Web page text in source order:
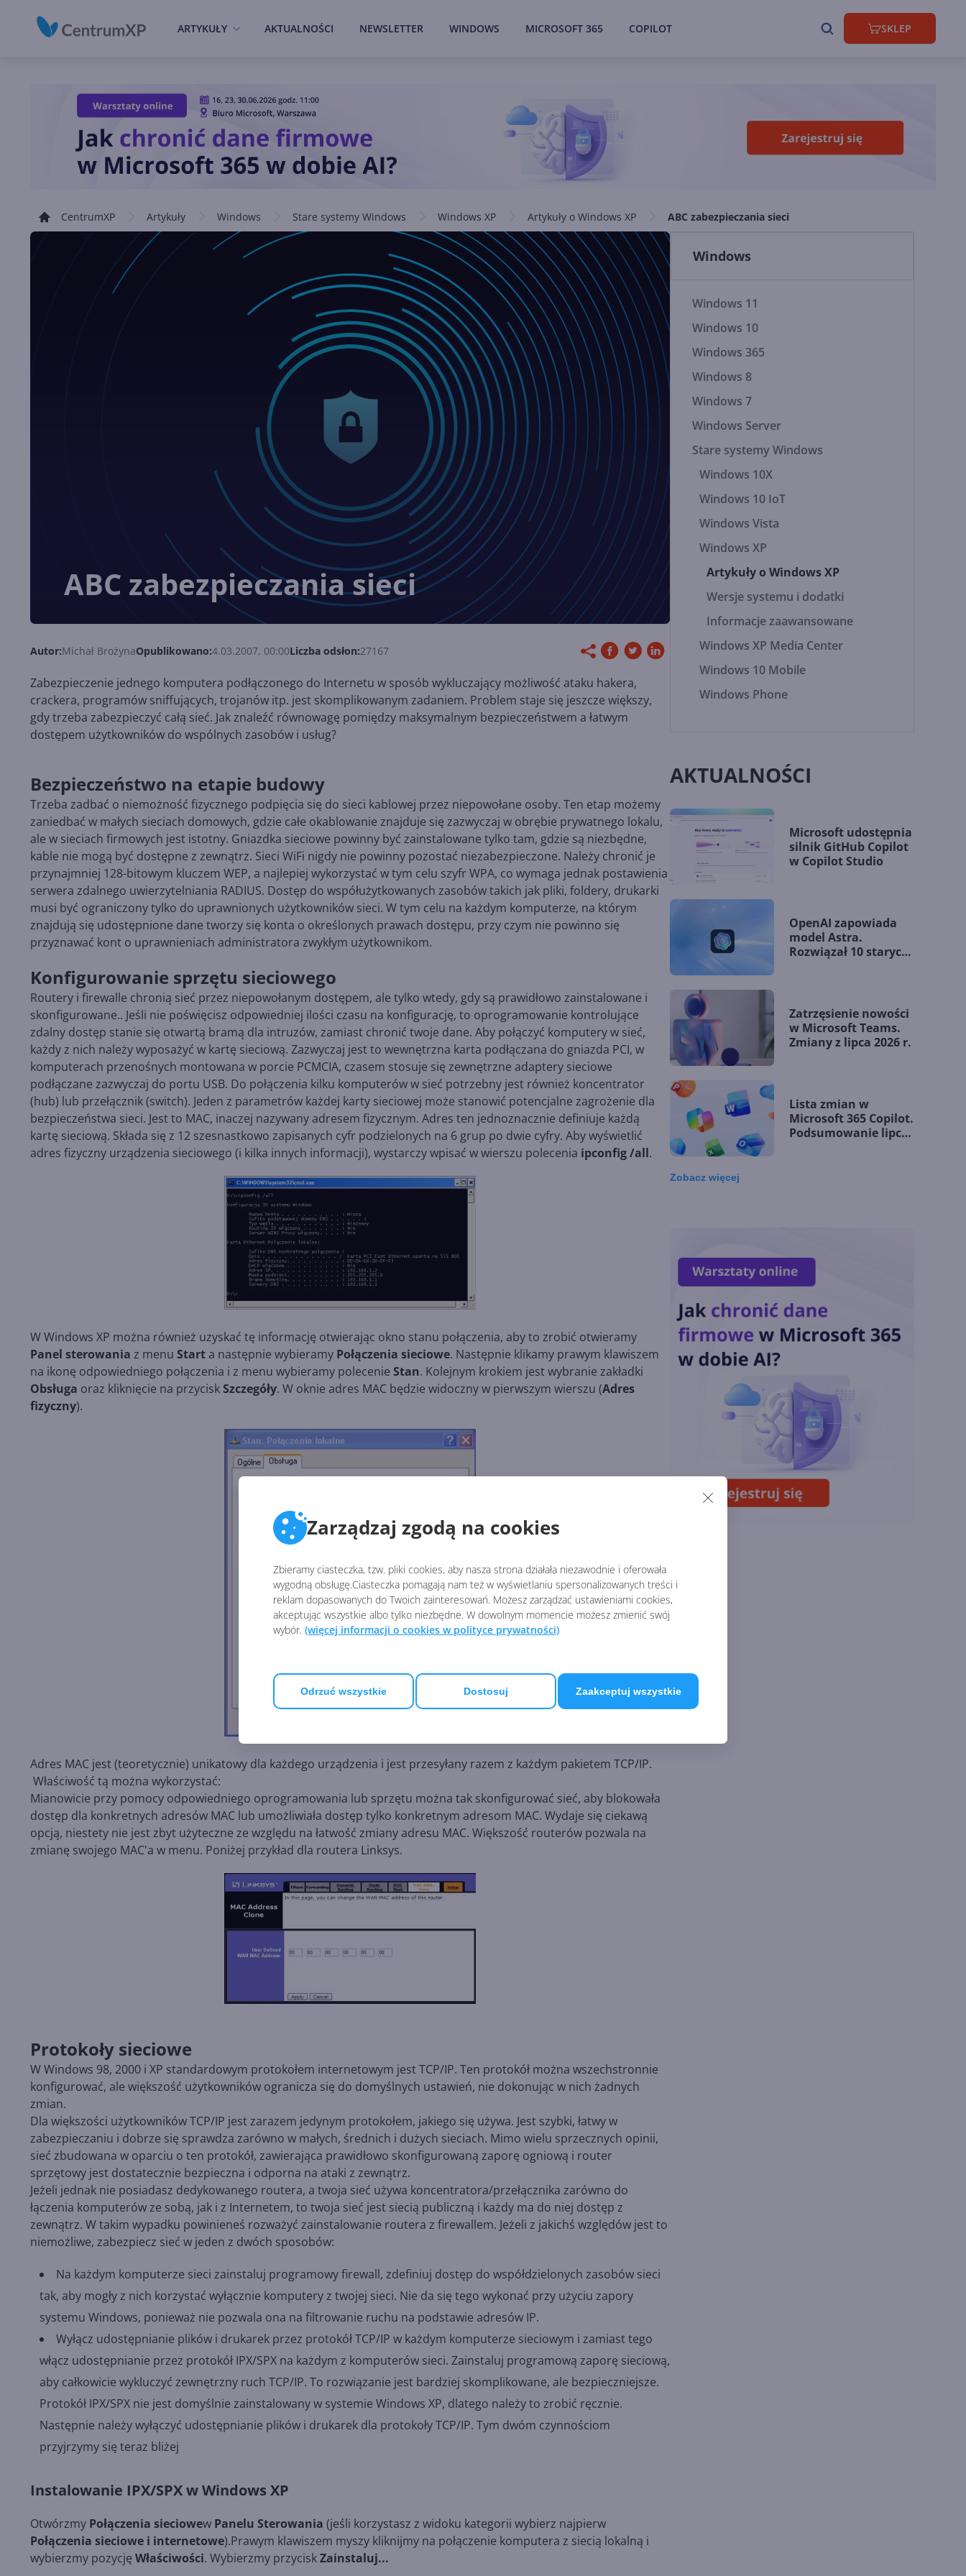
Zarządzaj zgodą na cookies
Zbieramy ciasteczka, tzw. pliki cookies, aby nasza strona działała niezawodnie i oferowała
wygodną obsługę.Ciasteczka pomagają nam też w wyświetlaniu spersonalizowanych treści i
reklam dopasowanych do Twoich zainteresowań. Możesz zarządzać ustawieniami cookies,
akceptując wszystkie albo tylko niezbędne. W dowolnym momencie możesz zmienić swój
wybór. (więcej informacji o cookies w polityce prywatności)
Odrzuć wszystkie Dostosuj Zaakceptuj wszystkie
ARTYKUŁY AKTUALNOŚCI NEWSLETTER WINDOWS MICROSOFT 365 COPILOT SKLEP
CentrumXP Artykuły Windows Stare systemy Windows Windows XP Artykuły o Windows XP ABC zabezpieczania sieci
ABC zabezpieczania sieci
Autor:Michał BrożynaOpublikowano:4.03.2007, 00:00Liczba odsłon:27167
Zabezpieczenie jednego komputera podłączonego do Internetu w sposób wykluczający możliwość ataku hakera,
crackera, programów sniffujących, trojanów itp. jest skomplikowanym zadaniem. Problem staje się jeszcze większy,
gdy trzeba zabezpieczyć całą sieć. Jak znaleźć równowagę pomiędzy maksymalnym bezpieczeństwem a łatwym
dostępem użytkowników do wspólnych zasobów i usług?
Bezpieczeństwo na etapie budowy
Trzeba zadbać o niemożność fizycznego podpięcia się do sieci kablowej przez niepowołane osoby. Ten etap możemy
zaniedbać w małych sieciach domowych, gdzie całe okablowanie znajduje się zazwyczaj w obrębie prywatnego lokalu,
ale w sieciach firmowych jest istotny. Gniazdka sieciowe powinny być zainstalowane tylko tam, gdzie są niezbędne,
kable nie mogą być dostępne z zewnątrz. Sieci WiFi nigdy nie powinny pozostać niezabezpieczone. Należy chronić je
przynajmniej 128-bitowym kluczem WEP, a najlepiej wykorzystać w tym celu szyfr WPA, co wymaga jednak postawienia
serwera zdalnego uwierzytelniania RADIUS. Dostęp do współużytkowanych zasobów takich jak pliki, foldery, drukarki
musi być ograniczony tylko do uprawnionych użytkowników sieci. W tym celu na każdym komputerze, na którym
znajdują się udostępnione dane tworzy się konta o określonych prawach dostępu, przy czym nie powinno się
przyznawać kont o uprawnieniach administratora zwykłym użytkownikom.
Konfigurowanie sprzętu sieciowego
Routery i firewalle chronią sieć przez niepowołanym dostępem, ale tylko wtedy, gdy są prawidłowo zainstalowane i
skonfigurowane.. Jeśli nie poświęcisz odpowiedniej ilości czasu na konfigurację, to oprogramowanie kontrolujące
zdalny dostęp stanie się otwartą bramą dla intruzów, zamiast chronić twoje dane. Aby połączyć komputery w sieć,
każdy z nich należy wyposażyć w kartę sieciową. Zazwyczaj jest to wewnętrzna karta podłączana do gniazda PCI, w
komputerach przenośnych montowana w porcie PCMCIA, czasem stosuje się zewnętrzne adaptery sieciowe
podłączane zazwyczaj do portu USB. Do połączenia kilku komputerów w sieć potrzebny jest również koncentrator
(hub) lub przełącznik (switch). Jeden z parametrów każdej karty sieciowej może stanowić potencjalne zagrożenie dla
bezpieczeństwa sieci. Jest to MAC, inaczej nazywany adresem fizycznym. Adres ten jednoznacznie definiuje każdą
kartę sieciową. Składa się z 12 szesnastkowo zapisanych cyfr podzielonych na 6 grup po dwie cyfry. Aby wyświetlić
adres fizyczny urządzenia sieciowego (i kilka innych informacji), wystarczy wpisać w wierszu polecenia ipconfig /all.
W Windows XP można również uzyskać tę informację otwierając okno stanu połączenia, aby to zrobić otwieramy
Panel sterowania z menu Starta następnie wybieramy Połączenia sieciowe. Następnie klikamy prawym klawiszem
na ikonę odpowiedniego połączenia i z menu wybieramy polecenie Stan. Kolejnym krokiem jest wybranie zakładki
Obsługa oraz kliknięcie na przyciskSzczegóły. W oknie adres MAC będzie widoczny w pierwszym wierszu (Adres
fizyczny).
Adres MAC jest (teoretycznie) unikatowy dla każdego urządzenia i jest przesyłany razem z każdym pakietem TCP/IP.
Właściwość tą można wykorzystać:
Mianowicie przy pomocy odpowiedniego oprogramowania lub sprzętu można tak skonfigurować sieć, aby blokowała
dostęp dla konkretnych adresów MAC lub umożliwiała dostęp tylko konkretnym adresom MAC. Wydaje się ciekawą
opcją, niestety nie jest zbyt użyteczne ze względu na łatwość zmiany adresu MAC. Większość routerów pozwala na
zmianę swojego MAC'a w menu. Poniżej przykład dla routera Linksys.
Protokoły sieciowe
W Windows 98, 2000 i XP standardowym protokołem internetowym jest TCP/IP. Ten protokół można wszechstronnie
konfigurować, ale większość użytkowników ogranicza się do domyślnych ustawień, nie dokonując w nich żadnych
zmian.
Dla większości użytkowników TCP/IP jest zarazem jedynym protokołem, jakiego się używa. Jest szybki, łatwy w
zabezpieczaniu i dobrze się sprawdza zarówno w małych, średnich i dużych sieciach. Mimo wielu sprzecznych opinii,
sieć zbudowana w oparciu o ten protokół, zawierająca prawidłowo skonfigurowaną zaporę ogniową i router
sprzętowy jest dostatecznie bezpieczna i odporna na ataki z zewnątrz.
Jeżeli jednak nie posiadasz dedykowanego routera, a twoja sieć używa koncentratora/przełącznika zarówno do
łączenia komputerów ze sobą, jak i z Internetem, to twoja sieć jest siecią publiczną i każdy ma do niej dostęp z
zewnątrz. W takim wypadku powinieneś rozważyć zainstalowanie routera z firewallem. Jeżeli z jakichś względów jest to
niemożliwe, zabezpiecz sieć w jeden z dwóch sposobów:
Na każdym komputerze sieci zainstaluj programowy firewall, zdefiniuj dostęp do współdzielonych zasobów sieci
tak, aby mogły z nich korzystać wyłącznie komputery z twojej sieci. Nie da się tego wykonać przy użyciu zapory
systemu Windows, ponieważ nie pozwala ona na filtrowanie ruchu na podstawie adresów IP.
Wyłącz udostępnianie plików i drukarek przez protokół TCP/IP w każdym komputerze sieciowym i zamiast tego
włącz udostępnianie przez protokół IPX/SPX na każdym z komputerów sieci. Zainstaluj programową zaporę sieciową,
aby całkowicie wykluczyć zewnętrzny ruch TCP/IP. To rozwiązanie jest bardziej skomplikowane, ale bezpieczniejsze.
Protokół IPX/SPX nie jest domyślnie zainstalowany w systemie Windows XP, dlatego należy to zrobić ręcznie.
Następnie należy wyłączyć udostępnianie plików i drukarek dla protokoły TCP/IP. Tym dwóm czynnościom
przyjrzymy się teraz bliżej
Instalowanie IPX/SPX w Windows XP
Otwórzmy Połączenia sieciowew Panelu Sterowania (jeśli korzystasz z widoku kategorii wybierz najpierw
Połączenia sieciowe i internetowe).Prawym klawiszem myszy kliknijmy na połączenie komputera z siecią lokalną i
wybierzmy pozycję Właściwości. Wybierzmy przyciskZainstaluj...
Windows
Windows 11
Windows 10
Windows 365
Windows 8
Windows 7
Windows Server
Stare systemy Windows
Windows 10X
Windows 10 IoT
Windows Vista
Windows XP
Artykuły o Windows XP
Wersje systemu i dodatki
Informacje zaawansowane
Windows XP Media Center
Windows 10 Mobile
Windows Phone
AKTUALNOŚCI
Microsoft udostępnia
silnik GitHub Copilot
w Copilot Studio
OpenAI zapowiada
model Astra.
Rozwiązał 10 starych
Zatrzęsienie nowości
w Microsoft Teams.
Zmiany z lipca 2026 r.
Lista zmian w
Microsoft 365 Copilot.
Podsumowanie lipca
Miliardy z AI i
chmury. Microsoft
ogłasza znakomite
wyniki i
superaplikację
wspiera odkrycia
naukowe. OpenAI
startuje z nowym
programem
Lipcowa aktualizacja
Copilota w Excelu.
Duże zmiany dzięki
GPT i Claude Opus
Zobaczwięcej